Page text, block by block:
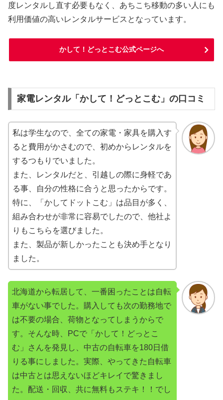
度レンタルし直す必要もなく、あちこち移動の多い人にも
利用価値の高いレンタルサービスとなっています。
かして！どっとこむ公式ページへ
家電レンタル「かして！どっとこむ」の口コミ
私は学生なので、全ての家電・家具を購入す
ると費用がかさむので、初めからレンタルを
するつもりでいました。
また、レンタルだと、引越しの際に身軽であ
る事、自分の性格に合うと思ったからです。
特に、「かしてドットこむ」は品目が多く、
組み合わせが非常に容易でしたので、他社よ
りもこちらを選びました。
また、製品が新しかったことも決め手となり
ました。
北海道から転居して、一番困ったことは自転
車がない事でした。購入しても次の勤務地で
は不要の場合、荷物となってしまうからで
す。そんな時、PCで「かして！どっとこ
む」さんを発見し、中古の自転車を180日借
りる事にしました。実際、やってきた自転車
は中古とは思えないほどキレイで驚きまし
た。配送・回収、共に無料もステキ！！でし